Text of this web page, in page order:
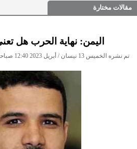
مقالات مختارة
اليمن: نهاية الحرب هل
تم نشره الخميس 13 نيسان / أبريل 2023 12:40 صباحاً